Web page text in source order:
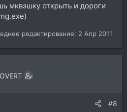
мквэшку открыть и дороги
редактирование: 2 Апр 2011
#8